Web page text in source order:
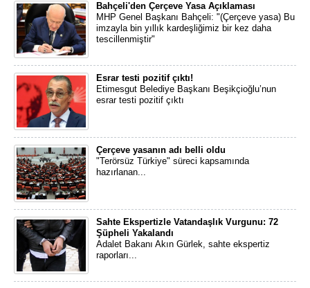
Bahçeli'den Çerçeve Yasa Açıklaması
MHP Genel Başkanı Bahçeli: "(Çerçeve yasa) Bu
imzayla bin yıllık kardeşliğimiz bir kez daha
tescillenmiştir"
Esrar testi pozitif çıktı!
Etimesgut Belediye Başkanı Beşikçioğlu’nun
esrar testi pozitif çıktı
Çerçeve yasanın adı belli oldu
"Terörsüz Türkiye" süreci kapsamında
hazırlanan...
Sahte Ekspertizle Vatandaşlık Vurgunu: 72
Şüpheli Yakalandı
Adalet Bakanı Akın Gürlek, sahte ekspertiz
raporları...